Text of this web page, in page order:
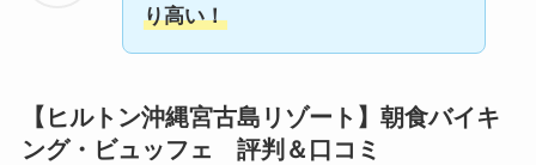
り高い！
【ヒルトン沖縄宮古島リゾート】朝食バイキ
ング・ビュッフェ 評判＆口コミ